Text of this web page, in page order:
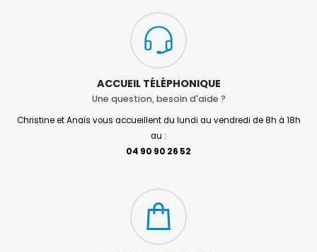
ACCUEIL TÉLÉPHONIQUE
Une question, besoin d'aide ?
Christine et Anaïs vous accueillent du lundi au vendredi de 8h à 18h
au :
04 90 90 26 52